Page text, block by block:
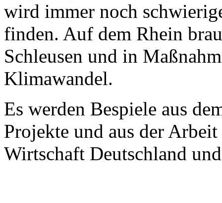
wird immer noch
finden. Auf dem Rhein
Schleusen und in
Klimawandel.
Es werden Bespiele aus
Projekte und aus der
Wirtschaft Deutschland